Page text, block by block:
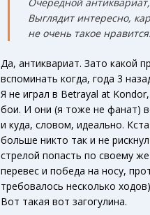
Выглядит интересно,
не очень такое нравится.
Да, антиквариат. Зато какой
вспоминать когда, года 3
Я не играл в Betrayal at
бои. И они (я тоже не фанат)
и куда, словом, идеально.
больше никто так и не
стрелой попасть по своему
перевес и победа на носу,
требовалось несколько
Вот такая вот загогулина.